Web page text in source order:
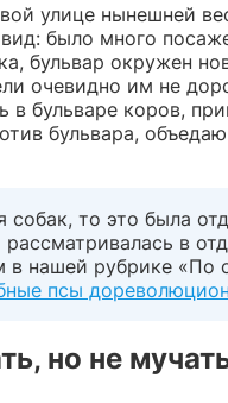
улице нынешней
было много
бульвар окружен
очевидно им не
в бульваре коров,
бульвара,
собак, то это была
в
в нашей рубрике «По
псы
но не